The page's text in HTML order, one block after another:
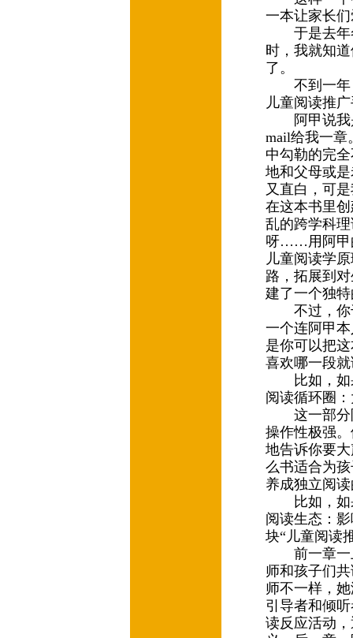
一本让家长
于是去年
时，我就知
了。
不到一年
儿童阅读推
阿甲说我是
mail给我一章
中勾勒的完
地和父母或
又直白，可
在这本书里
乱的跨学科
呀……用阿甲
儿童阅读学
路，拓展到
建了一个独
不过，你
一个连阿甲
是你可以把
喜欢哪一段
比如，如果
阅读循环圈
这一部分
操作性极强
地告诉你要
么书适合为
养成独立阅
比如，如果
阅读生态：
块“儿童阅
前一章一
师和孩子们
师不一样，
引导者和倾
读反应活动